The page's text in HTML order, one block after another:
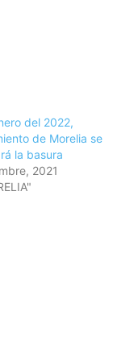
del 2022,
de Morelia se
la basura
2021